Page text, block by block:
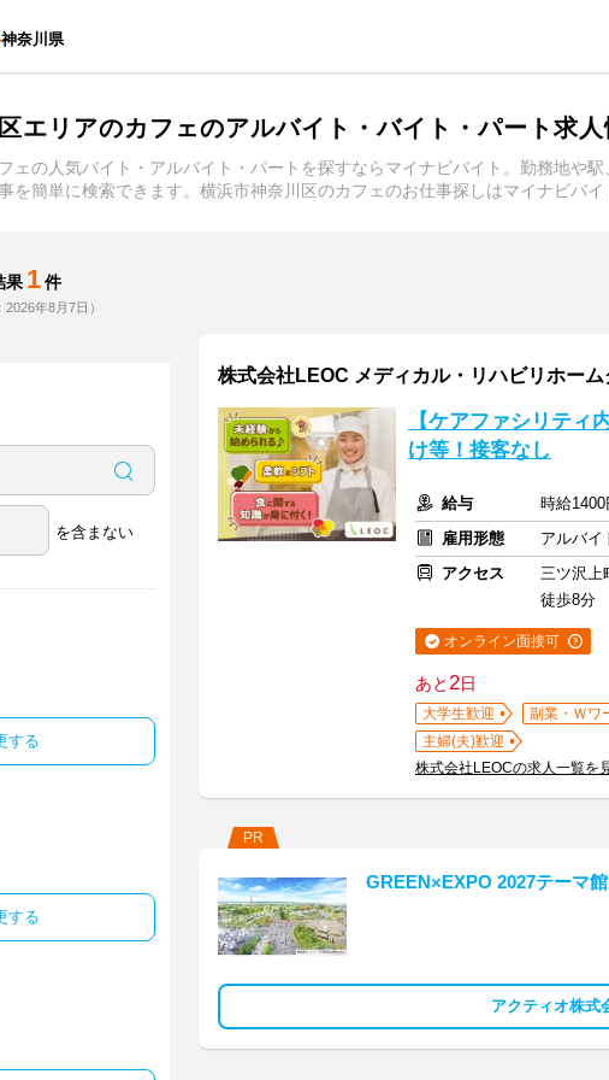
神奈川県
エリアのカフェのアルバイト・バイト・パート求人
ェの人気バイト・アルバイト・パートを探すならマイナビバイト。勤務地や
を簡単に検索できます。横浜市神奈川区のカフェのお仕事探しはマイナビバイ
果 1 件
2026年8月7日）
を含まない
する
する
株式会社LEOC メディカル・リハビリホー
【ケアファシリテ
け等！接客なし
給与
時給
雇用形態
アルバイ
アクセス
三ツ沢上
徒歩8分
オンライン面接可
あと2日
大学生歓迎 副業・Ｗワ
主婦(夫)歓迎
株式会社LEOCの求人一覧を
PR
GREEN×EXPO 2027テーマ
アクティオ株式